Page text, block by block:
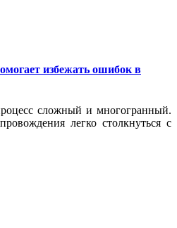
избежать ошибок в
сложный и многогранный.
легко столкнуться с